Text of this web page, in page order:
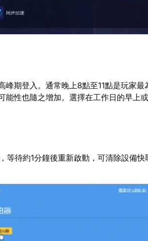
峰期登入。通常晚上8點至11點是玩家最
能性也隨之增加。選擇在工作日的早上
等待約1分鐘後重新啟動，可清除設備